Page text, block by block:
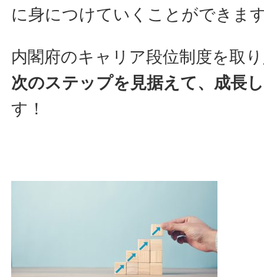
に身につけていくことができま
内閣府のキャリア段位制度を取
次のステップを見据えて、成長
す！